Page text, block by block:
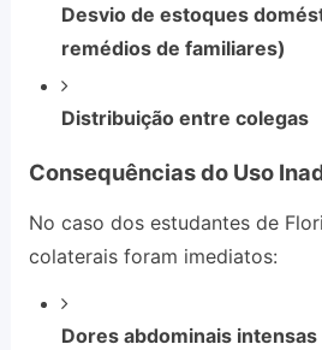
Desvio de estoques
remédios de familiares)
Distribuição entre colegas
Consequências do Uso
No caso dos estudantes de
colaterais foram imediatos:
Dores abdominais intensas